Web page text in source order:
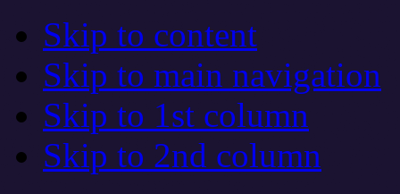
Skip to content
Skip to main navigation
Skip to 1st column
Skip to 2nd column